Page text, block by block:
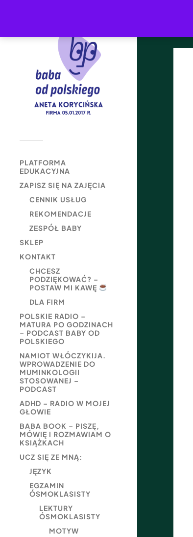
PLATFORMA
EDUKACYJNA
ZAPISZ SIĘ NA ZAJĘCIA
CENNIK USŁUG
REKOMENDACJE
ZESPÓŁ BABY
SKLEP
KONTAKT
CHCESZ
PODZIĘKOWAĆ? –
POSTAW MI KAWĘ
DLA FIRM
POLSKIE RADIO –
MATURA PO GODZINACH
– PODCAST BABY OD
POLSKIEGO
NAMIOT WŁÓCZYKIJA.
WPROWADZENIE DO
MUMINKOLOGII
STOSOWANEJ –
PODCAST
ADHD – RADIO W MOJEJ
GŁOWIE
BABA BOOK – PISZĘ,
MÓWIĘ I ROZMAWIAM O
KSIĄŻKACH
UCZ SIĘ ZE MNĄ:
JĘZYK
EGZAMIN
ÓSMOKLASISTY
LEKTURY
ÓSMOKLASISTY
MOTYW